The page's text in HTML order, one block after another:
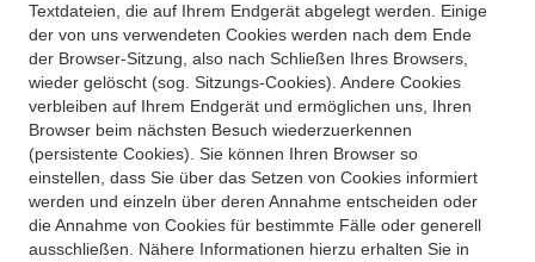
Textdateien, die auf Ihrem Endgerät abgelegt werden. Einige
der von uns verwendeten Cookies werden nach dem Ende
der Browser-Sitzung, also nach Schließen Ihres Browsers,
wieder gelöscht (sog. Sitzungs-Cookies). Andere Cookies
verbleiben auf Ihrem Endgerät und ermöglichen uns, Ihren
Browser beim nächsten Besuch wiederzuerkennen
(persistente Cookies). Sie können Ihren Browser so
einstellen, dass Sie über das Setzen von Cookies informiert
werden und einzeln über deren Annahme entscheiden oder
die Annahme von Cookies für bestimmte Fälle oder generell
ausschließen. Nähere Informationen hierzu erhalten Sie in